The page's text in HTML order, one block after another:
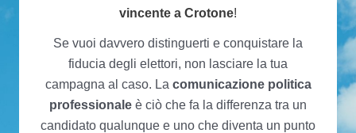
vincente a Crotone!
Se vuoi davvero distinguerti e conquistare la
fiducia degli elettori, non lasciare la tua
campagna al caso. La comunicazione politica
professionale è ciò che fa la differenza tra un
candidato qualunque e uno che diventa un punto